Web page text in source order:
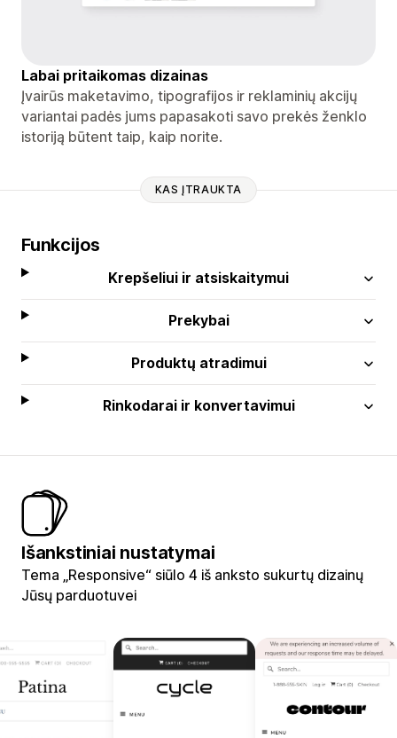
Labai pritaikomas dizainas
Įvairūs maketavimo, tipografijos ir reklaminių akcijų
variantai padės jums papasakoti savo prekės ženklo
istoriją būtent taip, kaip norite.
KAS ĮTRAUKTA
Funkcijos
Krepšeliui ir atsiskaitymui
Prekybai
Produktų atradimui
Rinkodarai ir konvertavimui
Išankstiniai nustatymai
Tema „Responsive“ siūlo 4 iš anksto sukurtų dizainų
Jūsų parduotuvei